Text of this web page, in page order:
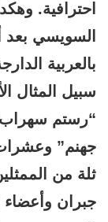
احترافية.
السويسي بعد
بالعربية
سبيل المثال
“رستم سهراب”
جهنم” وعشرات
ثلة من
جبران وأعضاء